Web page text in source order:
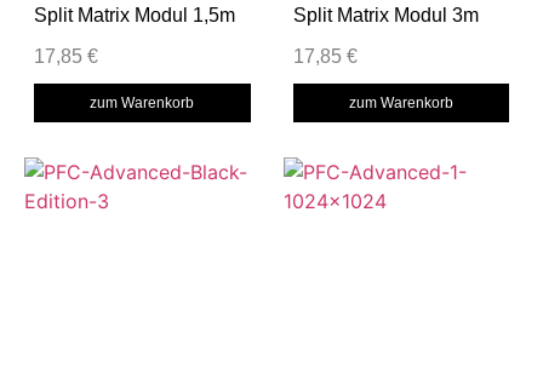
Split Matrix Modul 1,5m
17,85 €
zum Warenkorb
Split Matrix Modul 3m
17,85 €
zum Warenkorb